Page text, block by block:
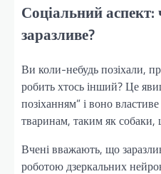
Соціальний аспект:
заразливе?
Ви коли-небудь позіхали,
робить хтось інший? Це
позіханням” і воно
тваринам, таким як собаки,
Вчені вважають, що
роботою дзеркальних